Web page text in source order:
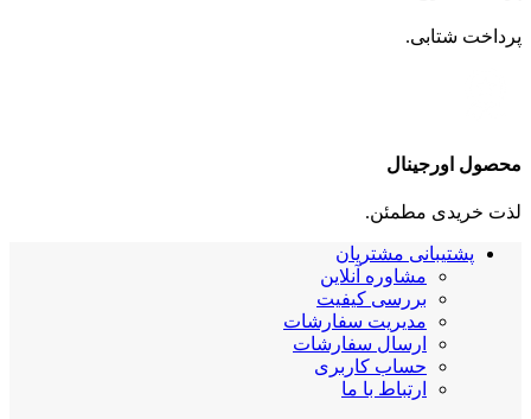
پرداخت شتابی.
محصول اورجینال
لذت خریدی مطمئن.
پشتیبانی مشتریان
مشاوره آنلاین
بررسی کیفیت
مدیریت سفارشات
ارسال سفارشات
حساب کاربری
ارتباط با ما